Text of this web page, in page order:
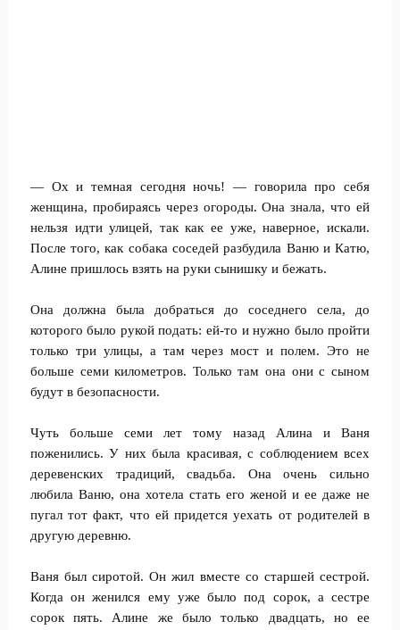
— Ох и темная сегодня ночь! — говорила про себя
женщина, пробираясь через огороды. Она знала, что ей
нельзя идти улицей, так как ее уже, наверное, искали.
После того, как собака соседей разбудила Ваню и Катю,
Алине пришлось взять на руки сынишку и бежать.
Она должна была добраться до соседнего села, до
которого было рукой подать: ей-то и нужно было пройти
только три улицы, а там через мост и полем. Это не
больше семи километров. Только там она они с сыном
будут в безопасности.
Чуть больше семи лет тому назад Алина и Ваня
поженились. У них была красивая, с соблюдением всех
деревенских традиций, свадьба. Она очень сильно
любила Ваню, она хотела стать его женой и ее даже не
пугал тот факт, что ей придется уехать от родителей в
другую деревню.
Ваня был сиротой. Он жил вместе со старшей сестрой.
Когда он женился ему уже было под сорок, а сестре
сорок пять. Алине же было только двадцать, но ее